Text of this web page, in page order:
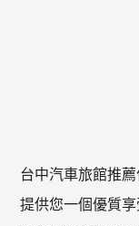
台中汽車旅館推
提供您一個優質